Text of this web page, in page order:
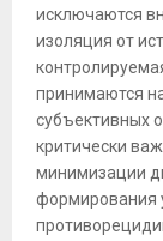
исключаются
изоляция от
принимаются
субъективных
критически
минимизации
формирования